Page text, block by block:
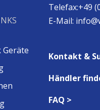
Telefax:+49
E-Mail:
Kontakt &
Händler
FAQ >